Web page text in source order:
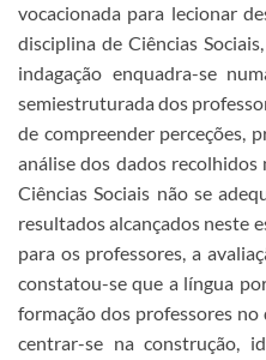
vocacionada para lecionar
disciplina de Ciências
indagação enquadra-se
semiestruturada dos
de compreender perceções,
análise dos dados recolhidos
Ciências Sociais não se
resultados alcançados neste
para os professores, a
constatou-se que a língua
formação dos professores no
centrar-se na construção,